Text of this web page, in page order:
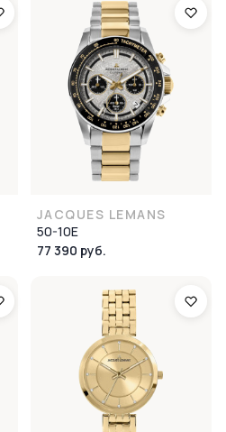
JACQUES LEMANS
50-10E
77 390 руб.